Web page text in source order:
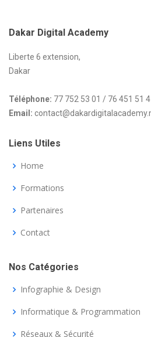
Dakar Digital Academy
Liberte 6 extension,
Dakar
Téléphone: 77 752 53 01 / 76 451 51
Email:
Liens Utiles
Home
Formations
Partenaires
Contact
Nos Catégories
Infographie & Design
Informatique & Programmation
Réseaux & Sécurité